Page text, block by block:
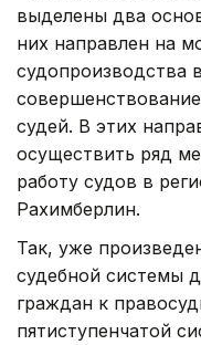
выделены два
них направлен на
судопроизводства
судей. В этих
осуществить ряд
работу судов в
Рахимберлин.
Так, уже
судебной системы
граждан к
пятиступенчатой